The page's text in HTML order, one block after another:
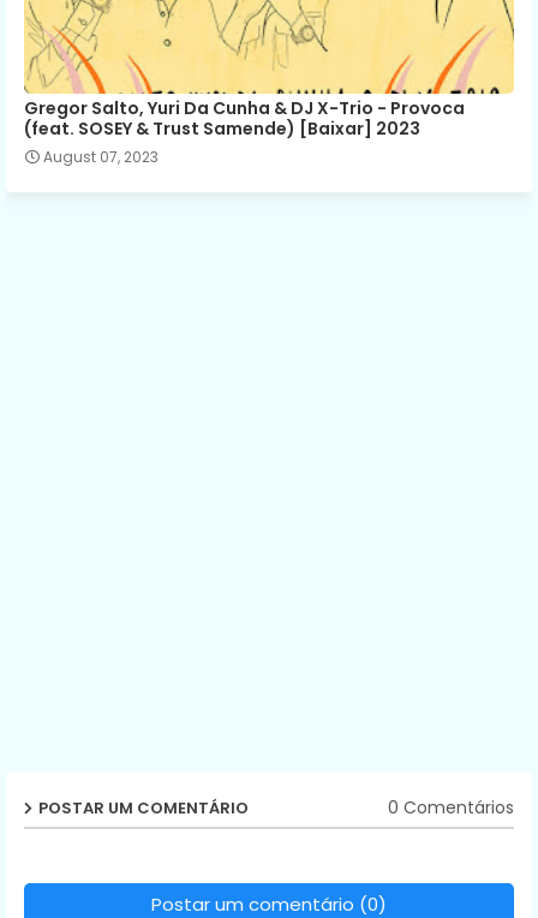
Gregor Salto, Yuri Da Cunha & DJ X-Trio - Provoca
(feat. SOSEY & Trust Samende) [Baixar] 2023
August 07, 2023
POSTAR UM COMENTÁRIO 0 Comentários
Postar um comentário (0)